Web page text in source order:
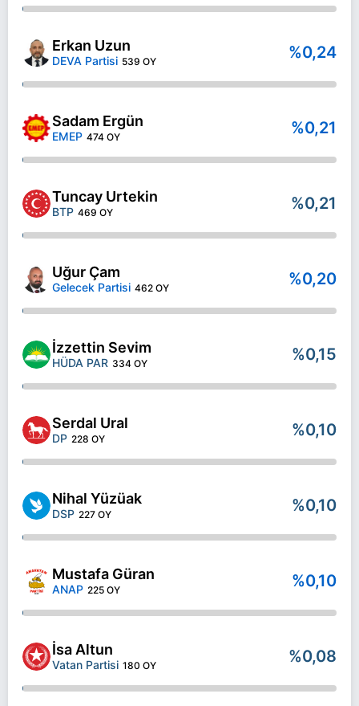
Erkan Uzun
DEVA Partisi 539 OY %0,24
Sadam Ergün
EMEP 474 OY %0,21
Tuncay Urtekin
BTP 469 OY %0,21
Uğur Çam
Gelecek Partisi 462 OY %0,20
İzzettin Sevim
HÜDA PAR 334 OY %0,15
Serdal Ural
DP 228 OY %0,10
Nihal Yüzüak
DSP 227 OY %0,10
Mustafa Güran
ANAP 225 OY %0,10
İsa Altun
Vatan Partisi 180 OY %0,08